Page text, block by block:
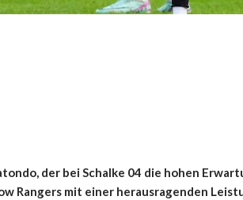
der bei Schalke 04 die hohen
Rangers mit einer herausragenden